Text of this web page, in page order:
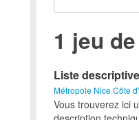
1 jeu
Liste
Métropole Nice Côte
Vous trouverez ici